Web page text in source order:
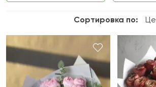
Сортировка по: